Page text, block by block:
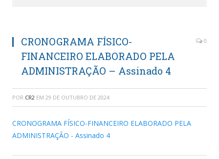
CRONOGRAMA FÍSICO-
FINANCEIRO ELABORADO PELA
ADMINISTRAÇÃO – Assinado 4
0
POR CR2 EM 29 DE OUTUBRO DE 2024
CRONOGRAMA FÍSICO-FINANCEIRO ELABORADO PELA
ADMINISTRAÇÃO - Assinado 4